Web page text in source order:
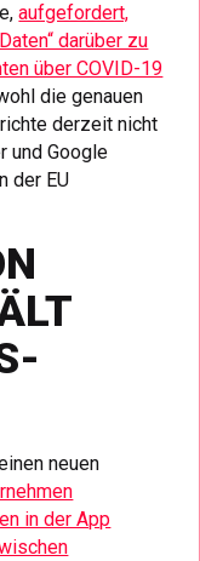
aufgefordert,
darüber zu
über COVID-19
die genauen
derzeit nicht
und Google
der EU
neuen
in der App